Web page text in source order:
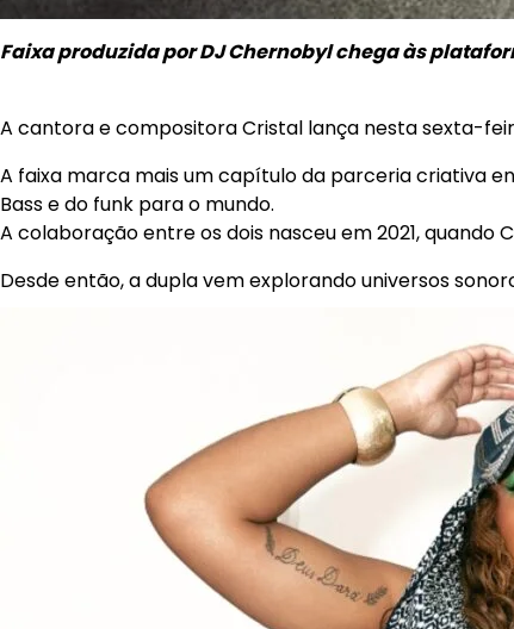
Faixa produzida por DJ Chernobyl chega às
A cantora e compositora Cristal lança nesta sexta-
A faixa marca mais um capítulo da parceria criativa
Bass e do funk para o mundo.
A colaboração entre os dois nasceu em 2021,
Desde então, a dupla vem explorando universos